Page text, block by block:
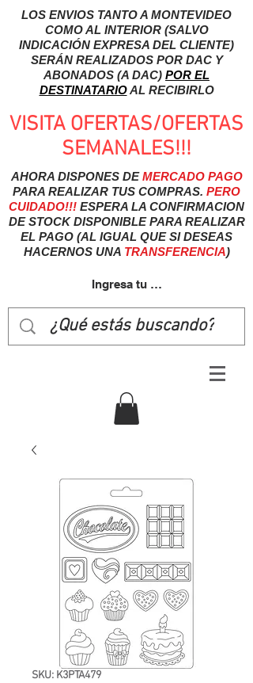
LOS ENVIOS TANTO A MONTEVIDEO
COMO AL INTERIOR (SALVO
INDICACIÓN EXPRESA DEL CLIENTE)
SERÁN REALIZADOS POR DAC Y
ABONADOS (A DAC) POR EL
DESTINATARIOAL RECIBIRLO
VISITA OFERTAS/OFERTAS
SEMANALES!!!
AHORA DISPONES DEMERCADO PAGO
PARA REALIZAR TUS COMPRAS. PERO
CUIDADO!!! ESPERA LA CONFIRMACION
DE STOCK DISPONIBLE PARA REALIZAR
EL PAGO (AL IGUAL QUE SI DESEAS
HACERNOS UNA TRANSFERENCIA)
Ingresa tu usuairo
SKU: K3PTA479